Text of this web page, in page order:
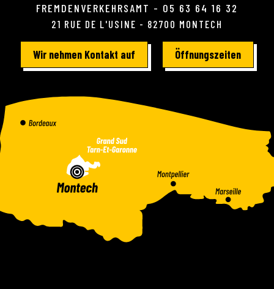
FREMDENVERKEHRSAMT - 05 63 64 16 32
21 RUE DE L'USINE - 82700 MONTECH
Wir nehmen Kontakt auf Öffnungszeiten